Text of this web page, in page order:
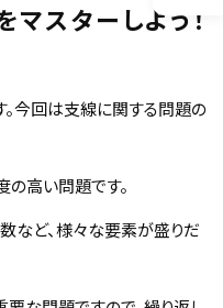
スターしよう！
今回は支線に関する問題の
高い問題です。
など、様々な要素が盛りだ